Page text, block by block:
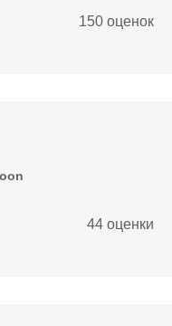
150 оценок
44 оценки